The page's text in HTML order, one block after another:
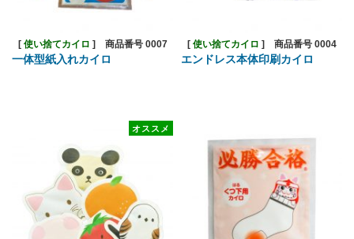
[ 使い捨てカイロ ] 商品番号 0007
一体型紙入れカイロ
[ 使い捨てカイロ ] 商品番号 0004
エンドレス本体印刷カイロ
オススメ